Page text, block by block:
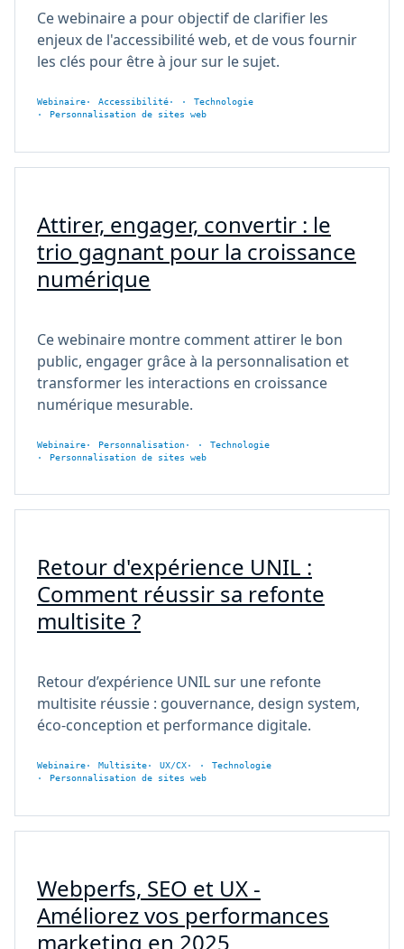
Ce webinaire a pour objectif de clarifier les
enjeux de l'accessibilité web, et de vous fournir
les clés pour être à jour sur le sujet.
Webinaire Accessibilité
Technologie
Personnalisation de sites web
Attirer, engager, convertir : le
trio gagnant pour la croissance
numérique
Ce webinaire montre comment attirer le bon
public, engager grâce à la personnalisation et
transformer les interactions en croissance
numérique mesurable.
Webinaire Personnalisation
Technologie
Personnalisation de sites web
Retour d'expérience UNIL :
Comment réussir sa refonte
multisite ?
Retour d’expérience UNIL sur une refonte
multisite réussie : gouvernance, design system,
éco-conception et performance digitale.
Webinaire Multisite UX/CX
Technologie
Personnalisation de sites web
Webperfs, SEO et UX -
Améliorez vos performances
marketing en 2025